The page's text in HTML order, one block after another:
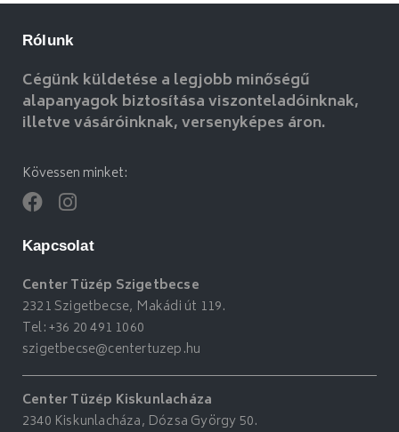
Rólunk
Cégünk küldetése a legjobb minőségű
alapanyagok biztosítása viszonteladóinknak,
illetve vásáróinknak, versenyképes áron.
Kövessen minket:
Kapcsolat
Center Tüzép Szigetbecse
2321 Szigetbecse, Makádi út 119.
Tel:+36 20 491 1060
szigetbecse@centertuzep.hu
Center Tüzép Kiskunlacháza
2340 Kiskunlacháza, Dózsa György 50.